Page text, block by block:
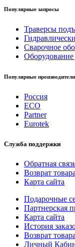
Популярные запросы
Траверсы
Сварочное
Оборудование
Популярные производители
Россия
ECO
Partner
Eurotek
Служба поддержки
Обратная
Возврат товара
Карта сайта
Подарочные
Партнерская
Карта сайта
История
Возврат товара
Личный